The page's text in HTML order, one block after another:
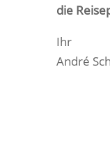
die
Ihr
André